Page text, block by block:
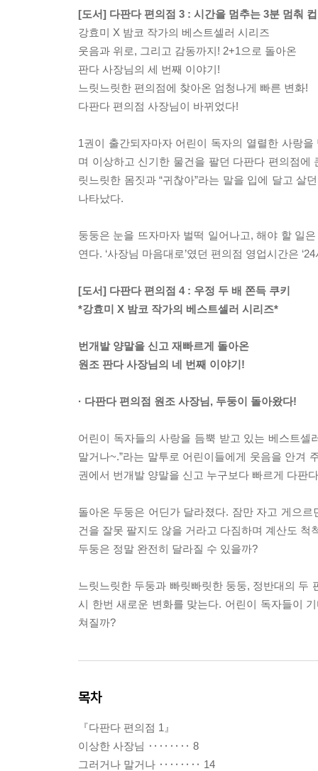
[도서] 다판다 편의점 3 : 시간을 멈추는 3분 멈춰
강효미 X 밤코 작가의 베스트셀러 시리즈
웃음과 위로, 그리고 감동까지! 2+1으로 돌아온
판다 사장님의 세 번째 이야기!
느릿느릿한 편의점에 찾아온 엄청나게 빠른 변화!
다판다 편의점 사장님이 바뀌었다!
1권이 출간되자마자 어린이 독자의 열렬한 사랑
며 이상하고 신기한 물건을 팔던 다판다 편의점에
릿느릿한 몸짓과 “귀찮아”라는 말을 입에 달고 살
나타났다.
둥둥은 눈을 뜨자마자 벌떡 일어나고, 해야 할 일
연다. ‘사장님 마음대로’였던 편의점 영업시간은
[도서] 다판다 편의점 4 : 우정 두 배 쫀득 쿠키
*강효미 X 밤코 작가의 베스트셀러 시리즈*
번개발 양말을 신고 재빠르게 돌아온
원조 판다 사장님의 네 번째 이야기!
· 다판다 편의점 원조 사장님, 두둥이 돌아왔다!
어린이 독자들의 사랑을 듬뿍 받고 있는 베스트
말거나~.”라는 말투로 어린이들에게 웃음을 안겨
권에서 번개발 양말을 신고 누구보다 빠르게 다판
돌아온 두둥은 어딘가 달라졌다. 잠만 자고 게으
건을 잘못 팔지도 않을 거라고 다짐하며 계산도
두둥은 정말 완전히 달라질 수 있을까?
느릿느릿한 두둥과 빠릿빠릿한 둥둥, 정반대의 두
시 한번 새로운 변화를 맞는다. 어린이 독자들이
쳐질까?
목차
『다판다 편의점 1』
이상한 사장님 ‥‥‥‥ 8
그러거나 말거나 ‥‥‥‥ 14